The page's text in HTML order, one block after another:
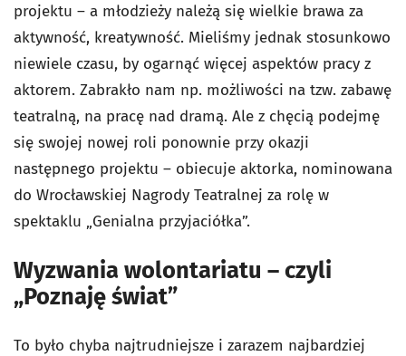
projektu – a młodzieży należą się wielkie brawa za
aktywność, kreatywność. Mieliśmy jednak stosunkowo
niewiele czasu, by ogarnąć więcej aspektów pracy z
aktorem. Zabrakło nam np. możliwości na tzw. zabawę
teatralną, na pracę nad dramą. Ale z chęcią podejmę
się swojej nowej roli ponownie przy okazji
następnego projektu – obiecuje aktorka, nominowana
do Wrocławskiej Nagrody Teatralnej za rolę w
spektaklu „Genialna przyjaciółka”.
Wyzwania wolontariatu – czyli
„Poznaję świat”
To było chyba najtrudniejsze i zarazem najbardziej